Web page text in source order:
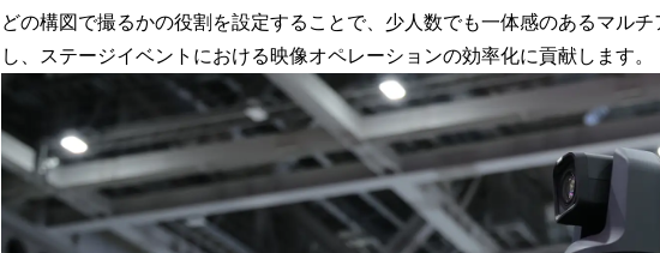
どの構図で撮るかの役割を設定することで、少人数でも一体感のあるマル
し、ステージイベントにおける映像オペレーションの効率化に貢献します。